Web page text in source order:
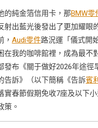
的純金箔信用卡，那BMW零
射出藍光後發出了更加耀眼
， Audi零件路況運「儀式開
在我的咖啡館裡，成為最不
發布《關于做好2026年途徑
告訴》（以下簡稱《告訴賓
實春節假期免收7座及以下
策。